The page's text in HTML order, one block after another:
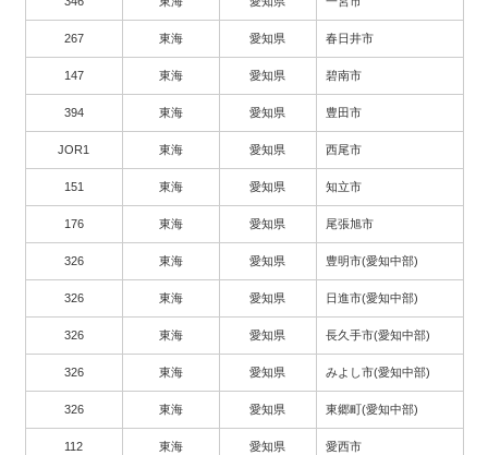
267 東海 愛知県 春日井市
147 東海 愛知県 碧南市
394 東海 愛知県 豊田市
JOR1 東海 愛知県 西尾市
151 東海 愛知県 知立市
176 東海 愛知県 尾張旭市
326 東海 愛知県 豊明市(愛知中部)
326 東海 愛知県 日進市(愛知中部)
326 東海 愛知県 長久手市(愛知中部)
326 東海 愛知県 みよし市(愛知中部)
326 東海 愛知県 東郷町(愛知中部)
112 東海 愛知県 愛西市